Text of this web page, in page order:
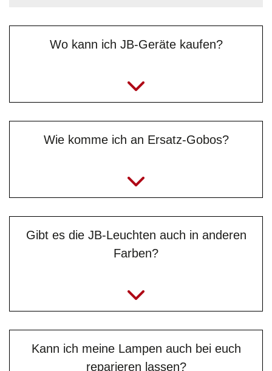
Format (.dxf). Wende dich bei Bedarf oder für weitere
Fragen gerne direkt an Benjamin „Benni“ Simeg vom
Wo kann ich JB-Geräte kaufen?
Wie komme ich an Ersatz-Gobos?
Gibt es die JB-Leuchten auch in anderen
Farben?
Kann ich meine Lampen auch bei euch
reparieren lassen?